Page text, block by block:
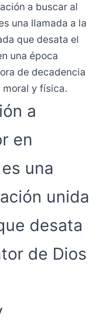
a buscar al
una llamada a la
que desata el
una época
de decadencia
y física.
a
en
una
unida
desata
de Dios